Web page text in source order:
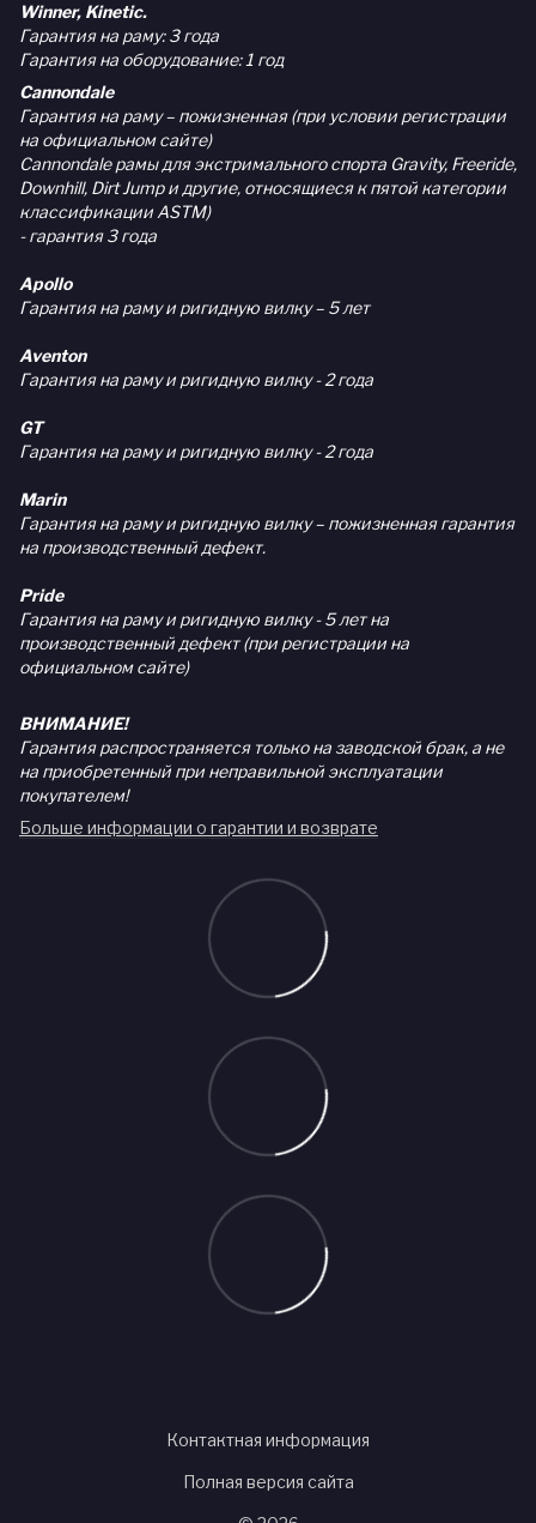
Winner, Kinetic.
Гарантия на раму: 3 года
Гарантия на оборудование: 1 год
Cannondale
Гарантия на раму – пожизненная (при условии регистрации
на официальном сайте)
Cannondale рамы для экстримального спорта Gravity, Freeride,
Downhill, Dirt Jump и другие, относящиеся к пятой категории
классификации ASTM)
- гарантия 3 года
Apollo
Гарантия на раму и ригидную вилку – 5 лет
Aventon
Гарантия на раму и ригидную вилку - 2 года
GT
Гарантия на раму и ригидную вилку - 2 года
Marin
Гарантия на раму и ригидную вилку – пожизненная гарантия
на производственный дефект.
Pride
Гарантия на раму и ригидную вилку - 5 лет на
производственный дефект (при регистрации на
официальном сайте)
ВНИМАНИЕ!
Гарантия распространяется только на заводской брак, а не
на приобретенный при неправильной эксплуатации
покупателем!
Больше информации о гарантии и возврате
Контактная информация
Полная версия сайта